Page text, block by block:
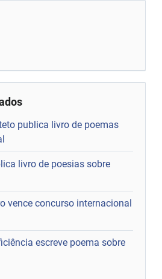
publica livro de poemas
livro de poesias sobre
vence concurso internacional
escreve poema sobre